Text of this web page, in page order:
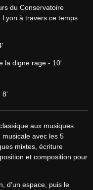
du Conservatoire
à travers ce temps
la digne rage - 10'
8'
aux musiques
avec les 5
mixtes, écriture
et composition pour
d’un espace, puis le